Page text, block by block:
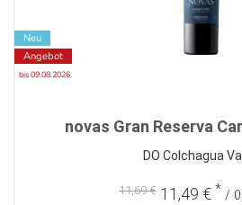
Neu
Angebot
bis 09.08.2026
novas Gran Reserva
DO Colchagua
11,69 € 11,49 € * /